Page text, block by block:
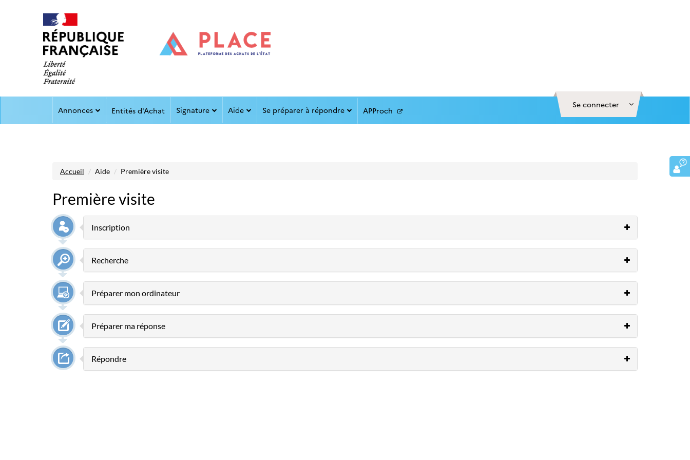
Se connecter
Annonces Entités d'Achat Signature Aide Se préparer à répondre APProch
Accueil Aide Première visite
Première visite
Inscription
Recherche
Préparer mon ordinateur
Préparer ma réponse
Répondre